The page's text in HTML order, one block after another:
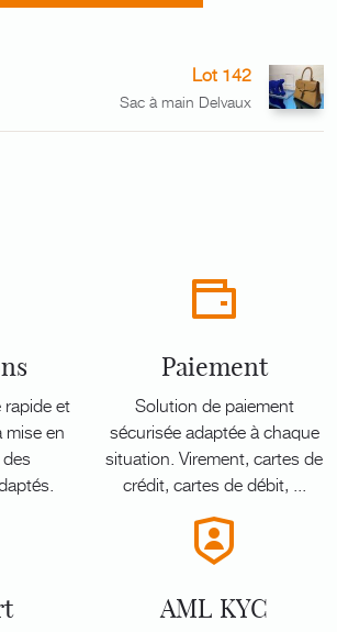
Lot 142
Sac à main Delvaux
et
mise en
Paiement
Solution de paiement
sécurisée adaptée à chaque
situation. Virement, cartes de
crédit, cartes de débit, ...
AML KYC